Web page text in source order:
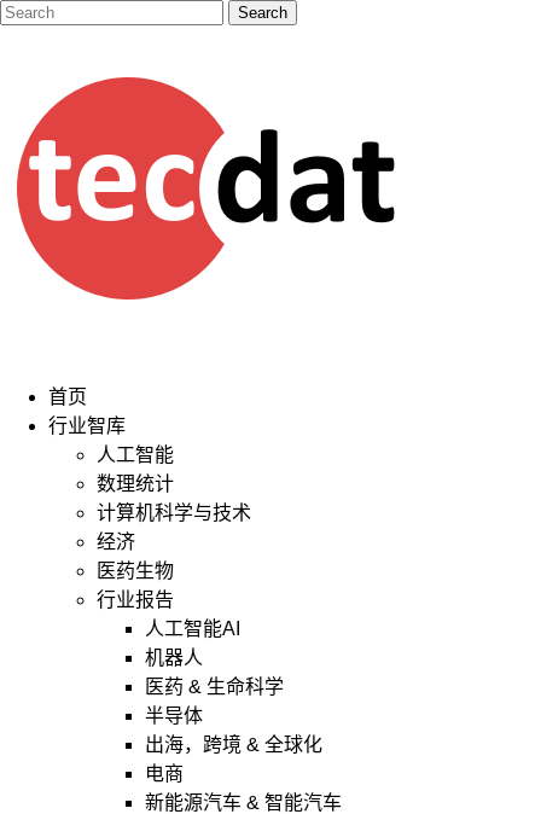
首页
行业智库
人工智能
数理统计
计算机科学与技术
经济
医药生物
行业报告
人工智能AI
机器人
医药 & 生命科学
半导体
出海，跨境 & 全球化
电商
新能源汽车 & 智能汽车